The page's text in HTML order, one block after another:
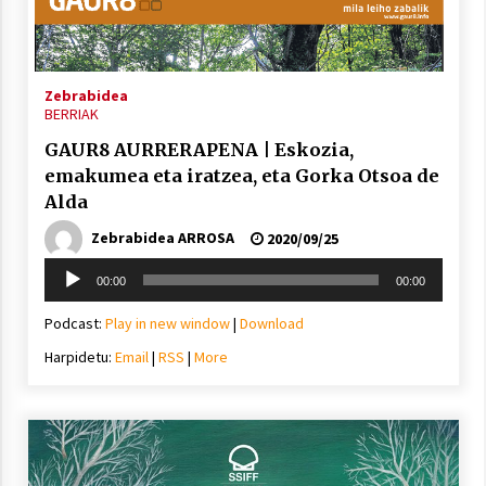
inguruko tailerraren audioa
2021/11/25
Mahai-ingurua: irratia, podcastak
2021/11/12
2021/11/11
Zebrabidea
BERRIAK
GAUR8 AURRERAPENA | Eskozia,
emakumea eta iratzea, eta Gorka Otsoa de
Alda
Zebrabidea ARROSA
2020/09/25
Soinu
erreproduzigailua
00:00 00:00
Podcast: Play in new window| Download
Harpidetu: Email| RSS | More